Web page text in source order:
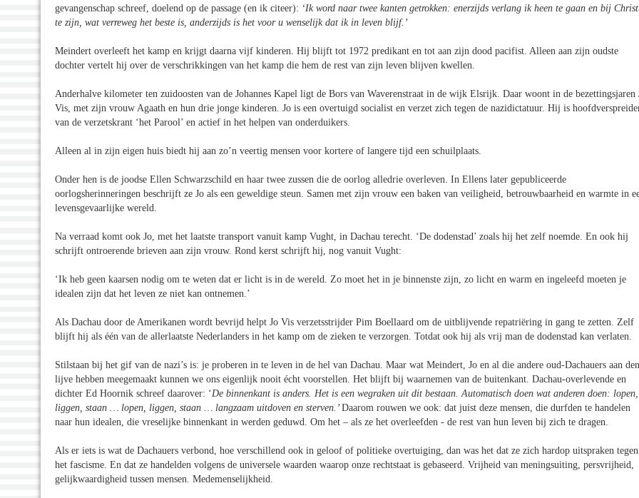
gevangenschap schreef, doelend op de passage (en ik citeer): ‘Ik word naar twee kanten getrokken: enerzijds verlang ik heen te gaan en bij
te zijn, wat verreweg het beste is, anderzijds is het voor u wenselijk dat ik in leven blijf.’
Meindert overleeft het kamp en krijgt daarna vijf kinderen. Hij blijft tot 1972 predikant en tot aan zijn dood pacifist. Alleen aan zijn oudste
dochter vertelt hij over de verschrikkingen van het kamp die hem de rest van zijn leven blijven kwellen.
Anderhalve kilometer ten zuidoosten van de Johannes Kapel ligt de Bors van Waverenstraat in de wijk Elsrijk. Daar woont in de bezettingsjaren
Vis, met zijn vrouw Agaath en hun drie jonge kinderen. Jo is een overtuigd socialist en verzet zich tegen de nazidictatuur. Hij is
van de verzetskrant ‘het Parool’ en actief in het helpen van onderduikers.
Alleen al in zijn eigen huis biedt hij aan zo’n veertig mensen voor kortere of langere tijd een schuilplaats.
Onder hen is de joodse Ellen Schwarzschild en haar twee zussen die de oorlog alledrie overleven. In Ellens later gepubliceerde
oorlogsherinneringen beschrijft ze Jo als een geweldige steun. Samen met zijn vrouw een baken van veiligheid, betrouwbaarheid en warmte in
levensgevaarlijke wereld.
Na verraad komt ook Jo, met het laatste transport vanuit kamp Vught, in Dachau terecht. ‘De dodenstad’ zoals hij het zelf noemde. En ook hij
schrijft ontroerende brieven aan zijn vrouw. Rond kerst schrijft hij, nog vanuit Vught:
‘Ik heb geen kaarsen nodig om te weten dat er licht is in de wereld. Zo moet het in je binnenste zijn, zo licht en warm en ingeleefd moeten je
idealen zijn dat het leven ze niet kan ontnemen.’
Als Dachau door de Amerikanen wordt bevrijd helpt Jo Vis verzetsstrijder Pim Boellaard om de uitblijvende repatriëring in gang te zetten. Zelf
blijft hij als één van de allerlaatste Nederlanders in het kamp om de zieken te verzorgen. Totdat ook hij als vrij man de dodenstad kan verlaten.
Stilstaan bij het gif van de nazi’s is: je proberen in te leven in de hel van Dachau. Maar wat Meindert, Jo en al die andere oud-Dachauers aan den
lijve hebben meegemaakt kunnen we ons eigenlijk nooit écht voorstellen. Het blijft bij waarnemen van de buitenkant. Dachau-overlevende en
dichter Ed Hoornik schreef daarover: ‘De binnenkant is anders. Het is een wegraken uit dit bestaan. Automatisch doen wat anderen doen: lopen,
liggen, staan … lopen, liggen, staan … langzaam uitdoven en sterven.’Daarom rouwen we ook: dat juist deze mensen, die durfden te handelen
naar hun idealen, die vreselijke binnenkant in werden geduwd. Om het – als ze het overleefden - de rest van hun leven bij zich te dragen.
Als er iets is wat de Dachauers verbond, hoe verschillend ook in geloof of politieke overtuiging, dan was het dat ze zich hardop uitspraken tegen
het fascisme. En dat ze handelden volgens de universele waarden waarop onze rechtstaat is gebaseerd. Vrijheid van meningsuiting, persvrijheid,
gelijkwaardigheid tussen mensen. Medemenselijkheid.